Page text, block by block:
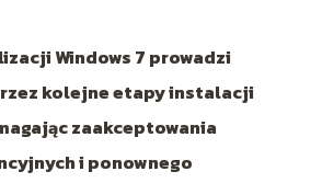
Windows 7 prowadzi
kolejne etapy instalacji
zaakceptowania
i ponownego